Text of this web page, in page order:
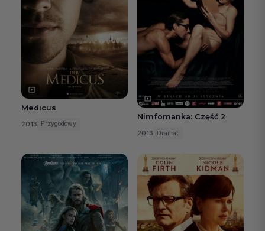
Medicus
2013 Przygodowy
Nimfomanka: Część 2
2013 Dramat